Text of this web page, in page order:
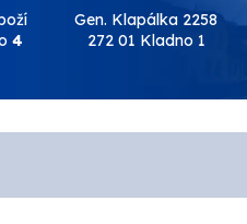
Keramické obklady
AUTOLAK - Škoda
EFEKT
4
Gen. Klapálka 2258
272 01 Kladno 1